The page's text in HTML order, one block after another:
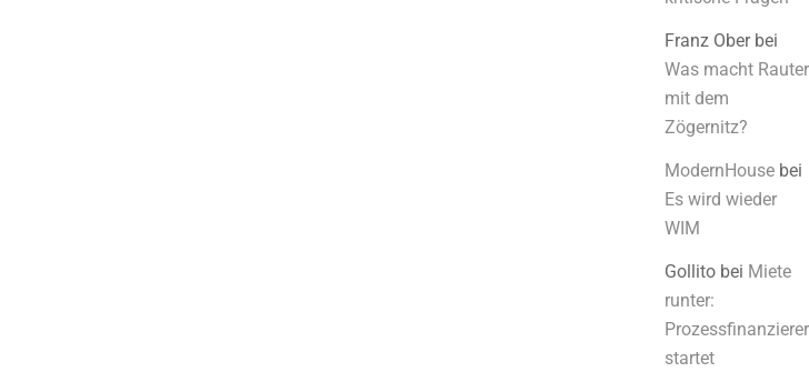
Franz Oberbei
Was macht Rauter
mit dem
Zögernitz?
ModernHouse bei
Es wird wieder
WIM
Gollito bei Miete
runter:
Prozessfinanzierer
startet